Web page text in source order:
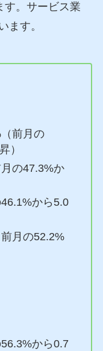
す。サービス業
ます。
前月の
）
の47.3%か
から5.0
月の52.2%
から0.7